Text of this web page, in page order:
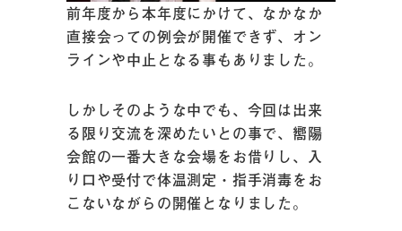
前年度から本年度にかけて、なかなか
直接会っての例会が開催できず、オン
ラインや中止となる事もありました。
しかしそのような中でも、今回は出来
る限り交流を深めたいとの事で、嚮陽
会館の一番大きな会場をお借りし、入
り口や受付で体温測定・指手消毒をお
こないながらの開催となりました。